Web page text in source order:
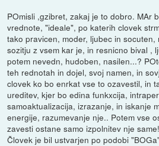
POmisli ,gzibret, zakaj je to dobro. MAr
vrednote, "ideale", po katerih clovek
tako pravicen, moder, ljubec in
sozitju z vsem kar je, in resnicno bival ,
potem nevedn, hudoben, nasilen...?
teh rednotah in dojel, svoj namen, in
clovek ko bo enrkat vse to ozavestil, in
ureditev, kjer bo edina funkxcija,
samoaktualizacija, izrazanje, in iskanje
energije, razumevanje nje.. Potem vse
zavesti ostane samo izpolnitev nje
Človek je bil ustvarjen po podobi